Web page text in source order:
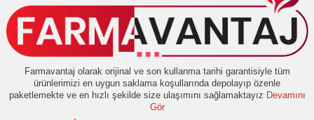
Farmavantaj olarak orijinal ve son kullanma tarihi garantisiyle tüm
ürünlerimizi en uygun saklama koşullarında depolayıp özenle
paketlemekte ve en hızlı şekilde size ulaşımını sağlamaktayız Devamını
Gör